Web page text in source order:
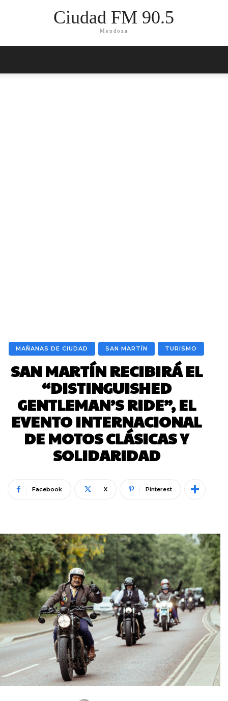
Ciudad FM 90.5
Mendoza
MAÑANAS DE CIUDAD SAN MARTÍN TURISMO
SAN MARTÍN RECIBIRÁ EL
“DISTINGUISHED
GENTLEMAN’S RIDE”, EL
EVENTO INTERNACIONAL
DE MOTOS CLÁSICAS Y
SOLIDARIDAD
Facebook X Pinterest